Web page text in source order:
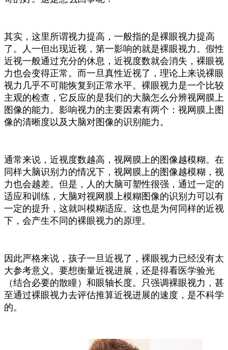
其实，这里所谓视力提高，一般指的是裸眼视力提高
了。
人一但出现近视，第一影响的就是裸眼视力。 假性
近视一般通过充分的休息，近视度数就会消失，裸眼视
力也会变得正常。而一旦真性近视了，理论上来说裸眼
视力几乎不可能恢复到正常水平。 裸眼视力是一个比较
主观的检查，它反应的是我们的大脑怎么分辨视网膜上
图像的能力。影响视力的主要因素有两个：视网膜上图
像的清晰度以及大脑对图像的识别能力。
通常来说，近视度数越高，视网膜上的图像越模糊。在
同样大脑识别力的情况下，视网膜上的图像越模糊，视
力也会越差。 但是，人的大脑可塑性很强，通过一定的
适应和训练，大脑对视网膜上模糊图像的识别力可以有
一定的提升，这就叫模糊适应。这也是为何同样的近视
下，会产生不同的裸眼视力的原理。
因此严格来说，孩子一旦近视了，裸眼视力已经没有太
大参考意义。要想衡量近视进展，还是得看医学验光
（结合必要的散瞳）和眼轴长度。只强调裸眼视力，甚
至通过裸眼视力去评估推算近视进展的速度，是不科学
的。